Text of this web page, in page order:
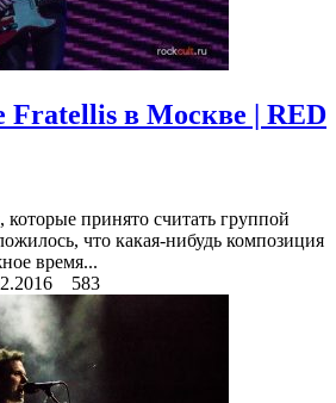
Fratellis в Москве | RED
которые принято считать группой
что какая-нибудь композиция
время...
583